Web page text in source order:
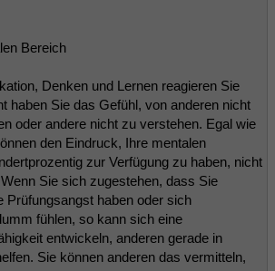
Bereich
Denken und Lernen reagieren Sie
haben Sie das Gefühl, von anderen nicht
oder andere nicht zu verstehen. Egal wie
den Eindruck, Ihre mentalen
zur Verfügung zu haben, nicht
Sie sich zugestehen, dass Sie
Prüfungsangst haben oder sich
fühlen, so kann sich eine
entwickeln, anderen gerade in
Sie können anderen das vermitteln,